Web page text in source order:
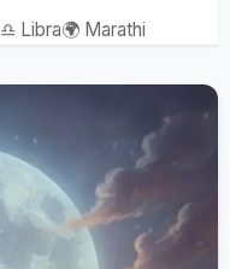
♎ Libra🌍 Marathi